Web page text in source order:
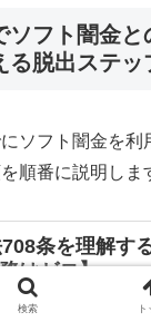
フト闇金と
る脱出ステッ
ソフト闇金を利
順番に説明しま
条を理解す
はゼロ】
検索